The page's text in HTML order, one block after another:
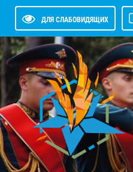
ДЛЯ СЛАБОВИДЯЩИХ